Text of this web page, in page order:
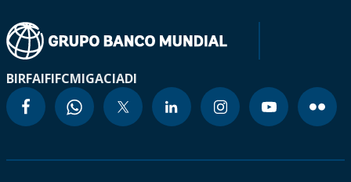
BIRFAIFIFCMIGACIADI